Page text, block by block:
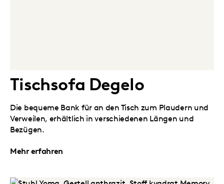
Tischsofa Degelo
Die bequeme Bank für an den Tisch zum Plaudern und
Verweilen, erhältlich in verschiedenen Längen und
Bezügen.
Mehr erfahren